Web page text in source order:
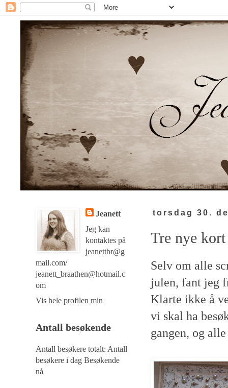
torsdag 30.
Tre nye kort
Selv om alle
julen, fant jeg
Klarte ikke å
vi skal ha
gangen, og
Jeanett
Jeg kan
kontaktes på
jeanettbr@g
mail.com/
jeanett_braathen@hotmail.c
om
Vis hele profilen min
Antall besøkende
Antall besøkere totalt: Antall
besøkere i dag Besøkende
nå